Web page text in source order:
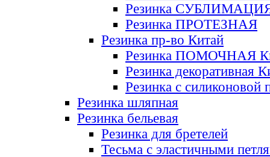
Резинка
Резинка ПРОТЕЗНАЯ
Резинка пр-во Китай
Резинка ПОМОЧНАЯ
Резинка декоративная
Резинка с силиконовой
Резинка шляпная
Резинка бельевая
Резинка для бретелей
Тесьма с эластичными